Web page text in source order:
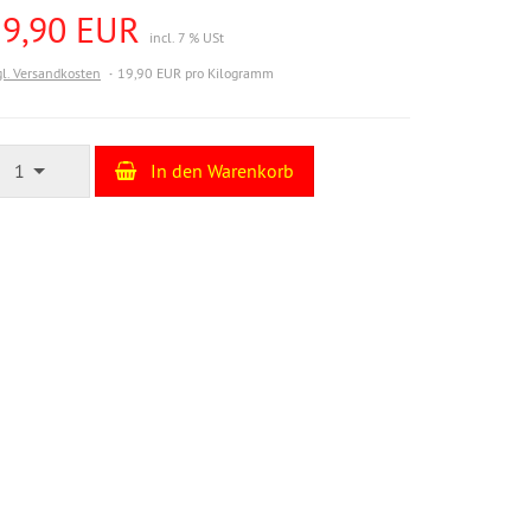
EUR
incl. 7 % USt
Versandkosten
19,90 EUR pro Kilogramm
1 In den Warenkorb